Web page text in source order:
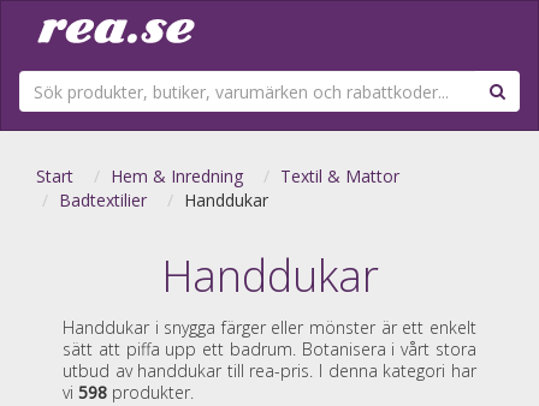
Start Hem & Inredning
Textil & Mattor
Badtextilier
Handdukar
Handdukar
Handdukar i snygga färger eller mönster är ett enkelt
sätt att piffa upp ett badrum. Botanisera i vårt stora
utbud av handdukar till rea-pris. I denna kategori har
vi598 produkter.